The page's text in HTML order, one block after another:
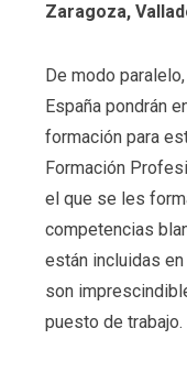
Zaragoza,
De modo
España pondrán
formación para
Formación
el que se les
competencias
están incluidas
son
puesto de trabajo.